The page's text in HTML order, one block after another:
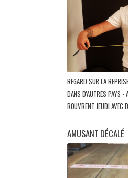
REGARD SUR LA
DANS D'AUTRES PAYS -
ROUVRENT JEUDI AVEC
AMUSANT DÉCALÉ